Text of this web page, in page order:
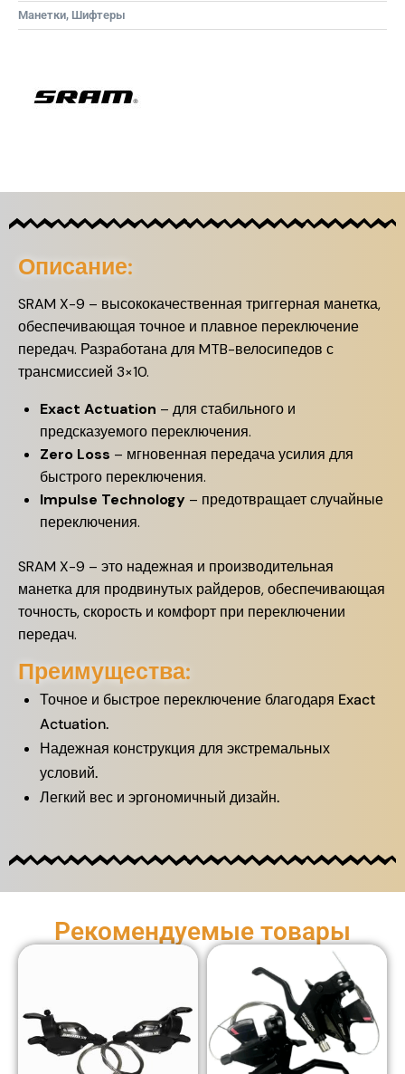
Манетки, Шифтеры
Описание:
SRAM X-9 – высококачественная триггерная манетка,
обеспечивающая точное и плавное переключение
передач. Разработана для MTB-велосипедов с
трансмиссией 3×10.
Exact Actuation – для стабильного и
предсказуемого переключения.
Zero Loss – мгновенная передача усилия для
быстрого переключения.
Impulse Technology – предотвращает случайные
переключения.
SRAM X-9 – это надежная и производительная
манетка для продвинутых райдеров, обеспечивающая
точность, скорость и комфорт при переключении
передач.
Преимущества:
Точное и быстрое переключение благодаря Exact
Actuation.
Надежная конструкция для экстремальных
условий.
Легкий вес и эргономичный дизайн.
Рекомендуемые товары